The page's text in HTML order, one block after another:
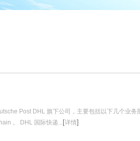
Post DHL 旗下公司，主要包括以下几个业
。 DHL 国际快递... [详情]